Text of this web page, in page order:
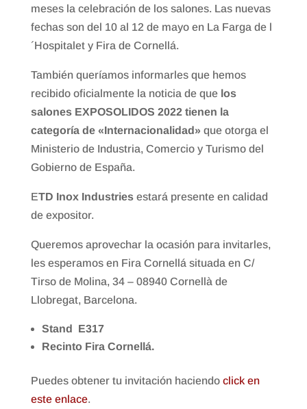
meses la celebración de los salones. Las nuevas
fechas son del 10 al 12 de mayo en La Farga de l
´Hospitalet y Fira de Cornellá.
También queríamos informarles que hemos
recibido oficialmente la noticia de que los
salones EXPOSOLIDOS 2022 tienen la
categoría de «Internacionalidad» que otorga el
Ministerio de Industria, Comercio y Turismo del
Gobierno de España.
ETD Inox Industriesestará presente en calidad
de expositor.
Queremos aprovechar la ocasión para invitarles,
les esperamos en Fira Cornellá situada en C/
Tirso de Molina, 34 – 08940 Cornellà de
Llobregat, Barcelona.
Stand E317
Recinto Fira Cornellá.
Puedes obtener tu invitación haciendo click en
este enlace.